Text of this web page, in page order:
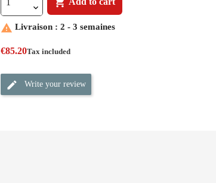
 Livraison : 2 - 3 semaines
€85.20Tax included
Write your review